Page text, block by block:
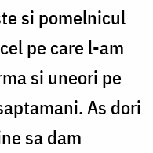
si pomelnicul
pe care l-am
si uneori pe
As dori
sa dam